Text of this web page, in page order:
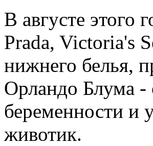
В августе этого
Prada, Victoria's
нижнего белья,
Орландо Блума -
беременности и
животик.